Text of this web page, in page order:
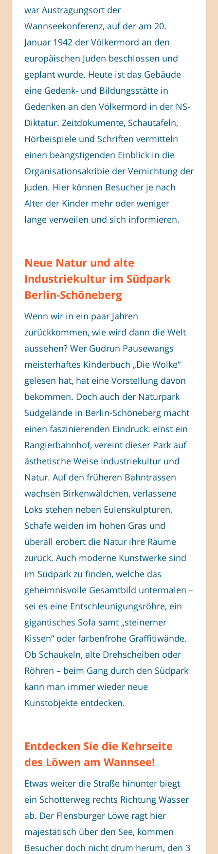
war Austragungsort der
Wannseekonferenz, auf der am 20.
Januar 1942 der Völkermord an den
europäischen Juden beschlossen und
geplant wurde. Heute ist das Gebäude
eine Gedenk- und Bildungsstätte in
Gedenken an den Völkermord in der NS-
Diktatur. Zeitdokumente, Schautafeln,
Hörbeispiele und Schriften vermitteln
einen beängstigenden Einblick in die
Organisationsakribie der Vernichtung der
Juden. Hier können Besucher je nach
Alter der Kinder mehr oder weniger
lange verweilen und sich informieren.
Neue Natur und alte
Industriekultur im Südpark
Berlin-Schöneberg
Wenn wir in ein paar Jahren
zurückkommen, wie wird dann die Welt
aussehen? Wer Gudrun Pausewangs
meisterhaftes Kinderbuch „Die Wolke“
gelesen hat, hat eine Vorstellung davon
bekommen. Doch auch der Naturpark
Südgelände in Berlin-Schöneberg macht
einen faszinierenden Eindruck: einst ein
Rangierbahnhof, vereint dieser Park auf
ästhetische Weise Industriekultur und
Natur. Auf den früheren Bahntrassen
wachsen Birkenwäldchen, verlassene
Loks stehen neben Eulenskulpturen,
Schafe weiden im hohen Gras und
überall erobert die Natur ihre Räume
zurück. Auch moderne Kunstwerke sind
im Südpark zu finden, welche das
geheimnisvolle Gesamtbild untermalen –
sei es eine Entschleunigungsröhre, ein
gigantisches Sofa samt „steinerner
Kissen“ oder farbenfrohe Graffitiwände.
Ob Schaukeln, alte Drehscheiben oder
Röhren – beim Gang durch den Südpark
kann man immer wieder neue
Kunstobjekte entdecken.
Entdecken Sie die Kehrseite
des Löwen am Wannsee!
Etwas weiter die Straße hinunter biegt
ein Schotterweg rechts Richtung Wasser
ab. Der Flensburger Löwe ragt hier
majestätisch über den See, kommen
Besucher doch nicht drum herum, den 3